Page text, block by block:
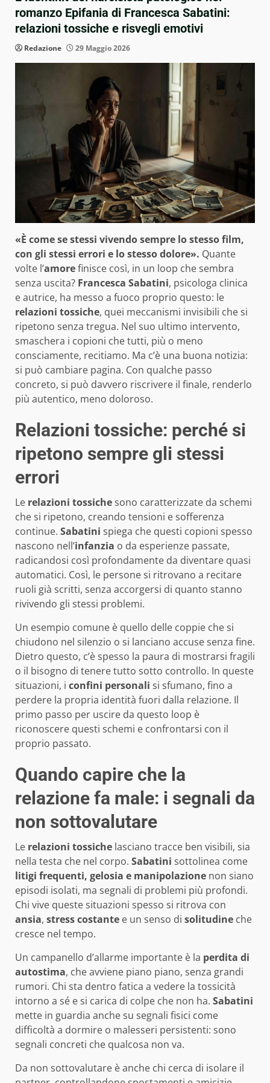
romanzo Epifania di Francesca Sabatini:
relazioni tossiche e risvegli emotivi
Redazione 29 Maggio 2026
«È come se stessi vivendo sempre lo stesso film,
con gli stessi errori e lo stesso dolore». Quante
volte l’amorefinisce così, in un loop che sembra
senza uscita? Francesca Sabatini, psicologa clinica
e autrice, ha messo a fuoco proprio questo: le
relazioni tossiche, quei meccanismi invisibili che si
ripetono senza tregua. Nel suo ultimo intervento,
smaschera i copioni che tutti, più o meno
consciamente, recitiamo. Ma c’è una buona notizia:
si può cambiare pagina. Con qualche passo
concreto, si può davvero riscrivere il finale, renderlo
più autentico, meno doloroso.
Relazioni tossiche: perché si
ripetono sempre gli stessi
errori
Le relazioni tossichesono caratterizzate da schemi
che si ripetono, creando tensioni e sofferenza
continue. Sabatini spiega che questi copioni spesso
nascono nell’infanzia o da esperienze passate,
radicandosi così profondamente da diventare quasi
automatici. Così, le persone si ritrovano a recitare
ruoli già scritti, senza accorgersi di quanto stanno
rivivendo gli stessi problemi.
Un esempio comune è quello delle coppie che si
chiudono nel silenzio o si lanciano accuse senza fine.
Dietro questo, c’è spesso la paura di mostrarsi fragili
o il bisogno di tenere tutto sotto controllo. In queste
situazioni, i confini personali si sfumano, fino a
perdere la propria identità fuori dalla relazione. Il
primo passo per uscire da questo loop è
riconoscere questi schemi e confrontarsi con il
proprio passato.
Quando capire che la
relazione fa male: i segnali da
non sottovalutare
Le relazioni tossiche lasciano tracce ben visibili, sia
nella testa che nel corpo. Sabatini sottolinea come
litigi frequenti, gelosia e manipolazione non siano
episodi isolati, ma segnali di problemi più profondi.
Chi vive queste situazioni spesso si ritrova con
ansia, stress costante e un senso di solitudine che
cresce nel tempo.
Un campanello d’allarme importante è la perdita di
autostima, che avviene piano piano, senza grandi
rumori. Chi sta dentro fatica a vedere la tossicità
intorno a sé e si carica di colpe che non ha. Sabatini
mette in guardia anche su segnali fisici come
difficoltà a dormire o malesseri persistenti: sono
segnali concreti che qualcosa non va.
Da non sottovalutare è anche chi cerca di isolare il